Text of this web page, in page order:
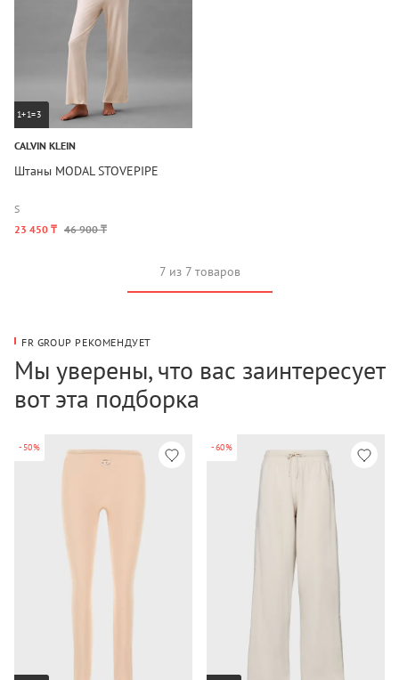
1+1=3
CALVIN KLEIN
Штаны MODAL STOVEPIPE
S
23 450 ₸ 46 900 ₸
7 из 7 товаров
FR GROUP РЕКОМЕНДУЕТ
Мы уверены, что вас заинтересует
вот эта подборка
-50% -60%